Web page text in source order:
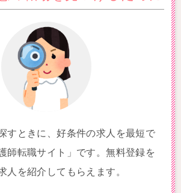
すときに、好条件の求人を最短で
師転職サイト」です。無料登録を
人を紹介してもらえます。